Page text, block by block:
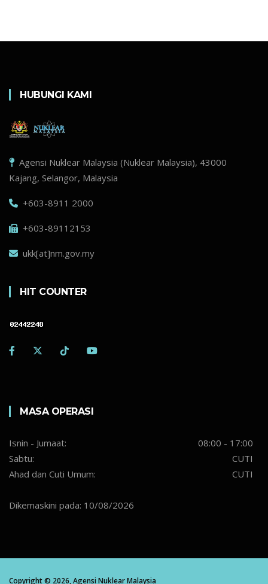
HUBUNGI KAMI
Agensi Nuklear Malaysia (Nuklear Malaysia), 43000
Kajang, Selangor, Malaysia
+603-8911 2000
+603-89112153
ukk[at]nm.gov.my
HIT COUNTER
MASA OPERASI
Isnin - Jumaat:
08:00 - 17:00
Sabtu:
CUTI
Ahad dan Cuti Umum:
CUTI
Dikemaskini pada: 10/08/2026
Copyright © 2026,Agensi Nuklear Malaysia